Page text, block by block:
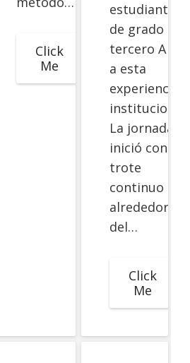
Click
Me
estudiantes
de grado
tercero A y B
a esta
experiencia
institucional.
La jornada
inició con un
trote
continuo
alrededor
del…
Click
Me